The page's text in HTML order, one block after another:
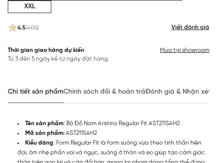
4.5(406) Viết đánh giá
XXL
Thời gian giao hàng dự kiến
Từ 3 đến 5 ngày kể từ ngày đặt hàng
Mua tại showroom
Chi tiết sản phẩmChính sách đổi & hoàn trảĐánh giá & Nhận xét
Tên sản phẩm: Bộ Đồ Nam Aristino Regular Fit AST211SAH2
Mã sản phẩm: AST211SAH2
Kiểu dáng: Form Regular Fit là form suông vừa theo tinh thần hiện
đại, ôm nhẹ phần vai và ngực, suông ở thân và eo giúp tạo cảm giác